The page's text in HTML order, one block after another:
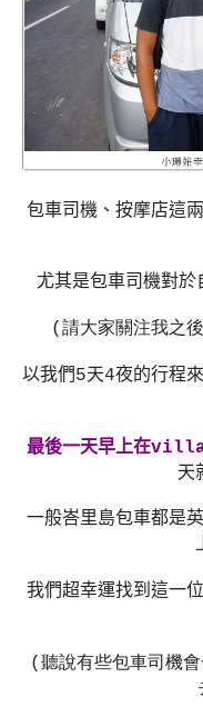
包車司機、按摩店這
尤其是包車司機對於
(請大家關注我之
以我們5天4夜的行程
最後一天早上在
天
一般峇里島包車都是
我們超幸運找到這一
(聽說有些包車司機